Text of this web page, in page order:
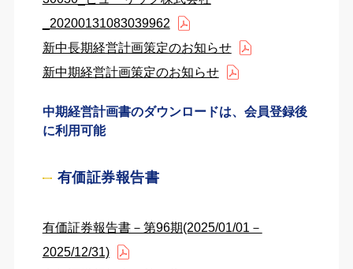
_20200131083039962
新中長期経営計画策定のお知らせ
新中期経営計画策定のお知らせ
中期経営計画書のダウンロードは、会員登録後
に利用可能
有価証券報告書
有価証券報告書－第96期(2025/01/01－
2025/12/31)